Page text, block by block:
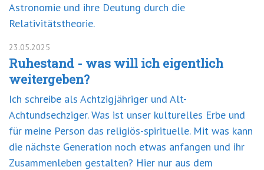
Astronomie und ihre Deutung durch die
Relativitätstheorie.
23.05.2025
Ruhestand - was will ich eigentlich
weitergeben?
Ich schreibe als Achtzigjähriger und Alt-
Achtundsechziger. Was ist unser kulturelles Erbe und
für meine Person das religiös-spirituelle. Mit was kann
die nächste Generation noch etwas anfangen und ihr
Zusammenleben gestalten? Hier nur aus dem